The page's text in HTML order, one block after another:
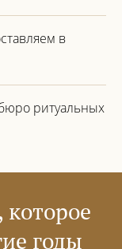
в
ритуальных
годы